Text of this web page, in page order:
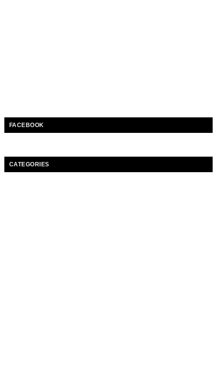
FACEBOOK
CATEGORIES